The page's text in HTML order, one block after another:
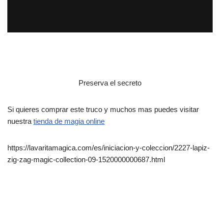
Preserva el secreto
Si quieres comprar este truco y muchos mas puedes visitar
nuestra tienda de magia online
https://lavaritamagica.com/es/iniciacion-y-coleccion/2227-lapiz-
zig-zag-magic-collection-09-1520000000687.html